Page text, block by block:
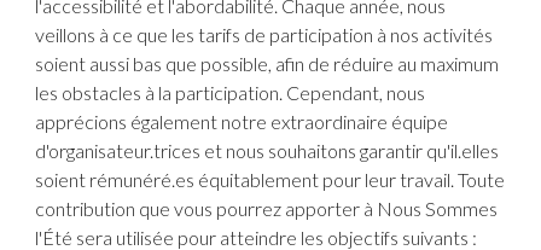
l'accessibilité et l'abordabilité. Chaque année, nous
veillons à ce que les tarifs de participation à nos activités
soient aussi bas que possible, afin de réduire au maximum
les obstacles à la participation. Cependant, nous
apprécions également notre extraordinaire équipe
d'organisateur.trices et nous souhaitons garantir qu'il.elles
soient rémunéré.es équitablement pour leur travail. Toute
contribution que vous pourrez apporter à Nous Sommes
l'Été sera utilisée pour atteindre les objectifs suivants :